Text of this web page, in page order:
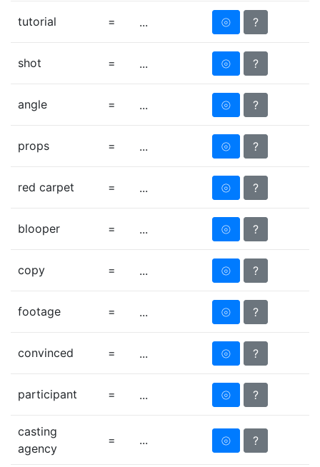
tutorial = ... ⦾ ?
shot = ... ⦾ ?
angle = ... ⦾ ?
props = ... ⦾ ?
red carpet = ... ⦾ ?
blooper = ... ⦾ ?
copy = ... ⦾ ?
footage = ... ⦾ ?
convinced = ... ⦾ ?
participant = ... ⦾ ?
casting
agency
= ... ⦾ ?